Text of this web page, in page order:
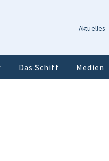
Aktuelles
Das Schiff Medien